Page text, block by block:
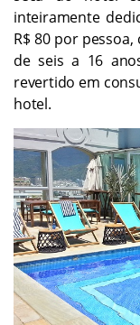
inteiramente
R$ 80 por
de seis a 16
revertido em
hotel.